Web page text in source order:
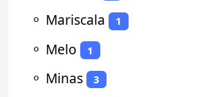
⚬ Mariscala 1
⚬ Melo 1
⚬ Minas 3